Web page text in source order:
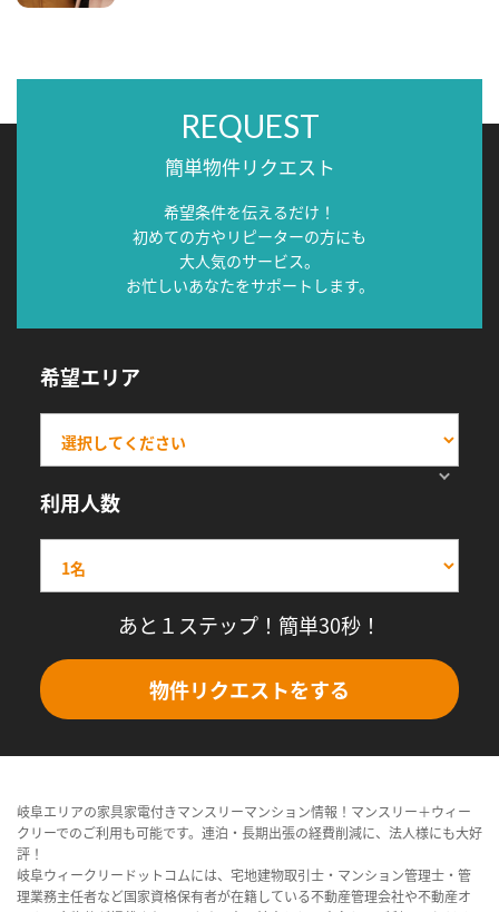
REQUEST
簡単物件リクエスト
希望条件を伝えるだけ！
初めての方やリピーターの方にも
大人気のサービス。
お忙しいあなたをサポートします。
希望エリア
利用人数
あと１ステップ！簡単30秒！
物件リクエストをする
岐阜エリアの家具家電付きマンスリーマンション情報！マンスリー＋ウィー
クリーでのご利用も可能です。連泊・長期出張の経費削減に、法人様にも大好
評！
岐阜ウィークリードットコムには、宅地建物取引士・マンション管理士・管
理業務主任者など国家資格保有者が在籍している不動産管理会社や不動産オ